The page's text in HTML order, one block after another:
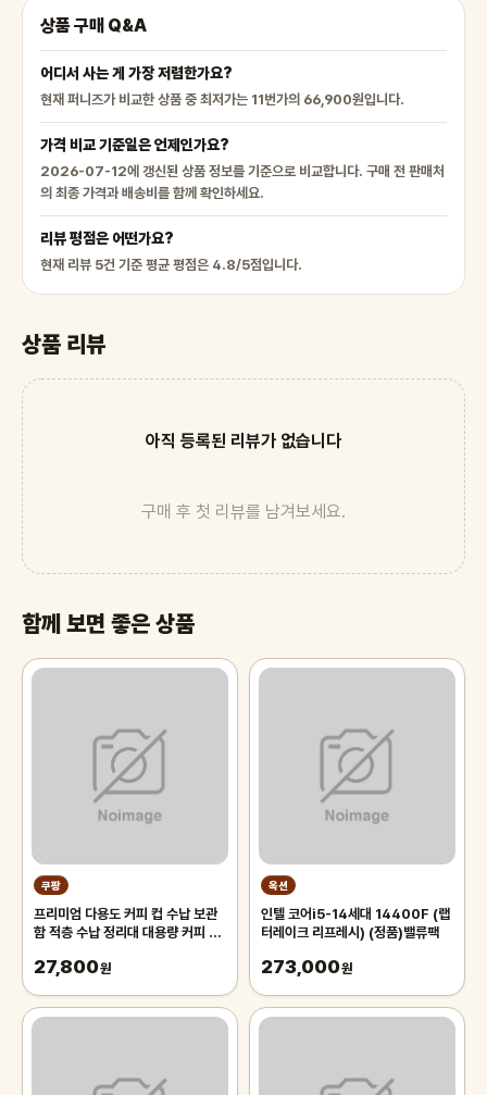
상품 구매 Q&A
어디서 사는 게 가장 저렴한가요?
현재 퍼니즈가 비교한 상품 중 최저가는 11번가의 66,900원입니다.
가격 비교 기준일은 언제인가요?
2026-07-12에 갱신된 상품 정보를 기준으로 비교합니다. 구매 전 판매처
의 최종 가격과 배송비를 함께 확인하세요.
리뷰 평점은 어떤가요?
현재 리뷰 5건 기준 평균 평점은 4.8/5점입니다.
상품 리뷰
아직 등록된 리뷰가 없습니다
구매 후 첫 리뷰를 남겨보세요.
함께 보면 좋은 상품
쿠팡
프리미엄 다용도 커피 컵 수납 보관
함 적층 수납 정리대 대용량 커피 트
27,800원
옥션
인텔 코어i5-14세대 14400F (랩
터레이크 리프레시) (정품)밸류팩
273,000원